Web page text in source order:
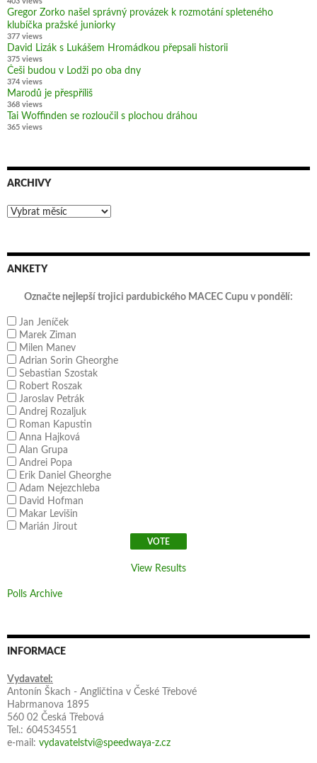
Gregor Zorko našel správný provázek k rozmotání spleteného
klubíčka pražské juniorky
377 views
David Lizák s Lukášem Hromádkou přepsali historii
375 views
Češi budou v Lodži po oba dny
374 views
Marodů je přespříliš
368 views
Tai Woffinden se rozloučil s plochou dráhou
365 views
ARCHIVY
Archivy
ANKETY
Označte nejlepší trojici pardubického MACEC Cupu v pondělí:
Jan Jeníček
Marek Ziman
Milen Manev
Adrian Sorin Gheorghe
Sebastian Szostak
Robert Roszak
Jaroslav Petrák
Andrej Rozaljuk
Roman Kapustin
Anna Hajková
Alan Grupa
Andrei Popa
Erik Daniel Gheorghe
Adam Nejezchleba
David Hofman
Makar Levišin
Marián Jirout
View Results
Polls Archive
INFORMACE
Vydavatel:
Antonín Škach - Angličtina v České Třebové
Habrmanova 1895
560 02 Česká Třebová
Tel.: 604534551
e-mail: vydavatelstvi@speedwaya-z.cz